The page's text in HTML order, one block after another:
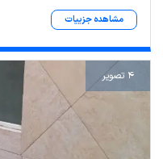
مشاهده جزییات
4 تصویر